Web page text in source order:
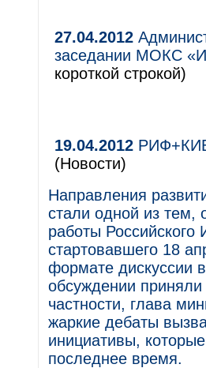
27.04.2012
заседании МОКС
короткой строкой)
19.04.2012
(Новости)
Направления
стали одной из тем,
работы
стартовавшего 18
формате дискуссии
обсуждении
частности, глава
жаркие дебаты
инициативы,
последнее время.